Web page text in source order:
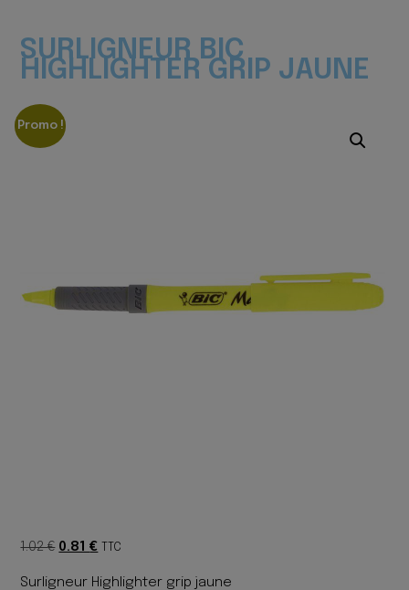
SURLIGNEUR BIC
HIGHLIGHTER GRIP JAUNE
Promo !
1.02€ Le
initial
0.81€Le
actuel
TTC
Surligneur Highlighter grip jaune